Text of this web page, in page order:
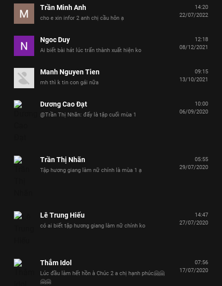
Trần Minh Anh
cho e xin infor 2 anh chị cầu hôn ạ
14:20
22/07/2022
Ngoc Duy
Ai biết bài hát lúc trấn thành xuất hiện ko
12:18
08/12/2021
Manh Nguyen Tien
mh thì k tin con gái nữa
09:15
13/10/2021
Dương Cao Đạt
@Trần Thị Nhãn: đấy là tập cuối mùa 1
10:00
06/09/2020
Trần Thị Nhãn
Tập hương giang làm nữ chính là mùa 1 ạ
05:55
29/07/2020
Lê Trung Hiếu
có ai biết tập hương giang làm nữ chính ko
14:47
27/07/2020
Thắm Idol
Lúc đầu làm hết hồn à Chúc 2 a chị hạnh phúc🤗🤗
🤗🤗
07:56
17/07/2020